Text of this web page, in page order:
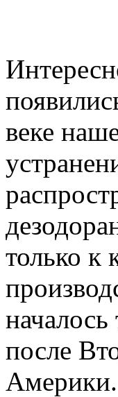
веке
только к
началось
после
Америки.